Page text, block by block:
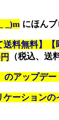
_)m にほん
送料無料】
（税込、送
のアップデ
ケーション